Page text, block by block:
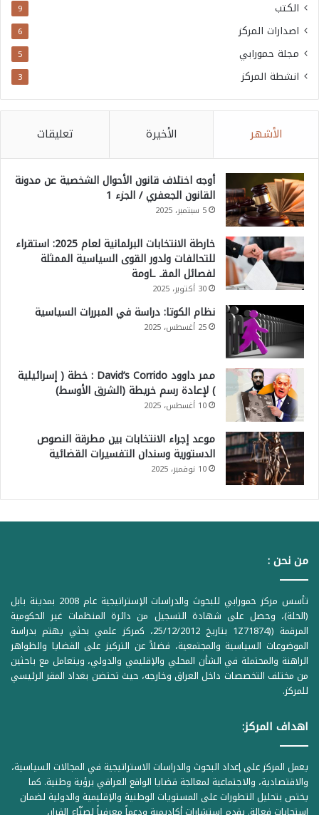
الكتب 9
اصدارات المركز 6
مجلة حمورابي 5
انشطة المركز 3
الأشهر الأخيرة تعليقات
أوجه اختلاف قانون الأحوال الشخصية عن مدونة
القانون الجعفري / الجزء 1
5 سبتمبر، 2025
خارطة الانتخابات البرلمانية لعام 2025: استقراء
للتحالفات ولدور القوى السياسية الممثلة
لفصائل المقـ ـاومة
30 أكتوبر، 2025
نظام الكوتا: دراسة في المبررات السياسية
25 أغسطس، 2025
ممر داوود David’s Corrido : خطة ( إسرائيلية
) لإعادة رسم خريطة (الشرق الأوسط)
10 أغسطس، 2025
موعد إجراء الانتخابات بين مطرقة النصوص
الدستورية وسندان التفسيرات القضائية
10 نوفمبر، 2025
من نحن :
تأسس مركز حمورابي للبحوث والدراسات الإستراتيجية عام 2008 بمدينة بابل
(الحلة)، وحصل على شهادة التسجيل من دائرة المنظمات غير الحكومية
المرقمة ((1Z71874 بتاريخ 25/12/2012، كمركز علمي بحثي يهتم بدراسة
الموضوعات السياسية والمجتمعية، فضلاً عن التركيز على القضايا والظواهر
الراهنة والمحتملة في الشأن المحلي والإقليمي والدولي، ويتعامل مع باحثين
من مختلف التخصصات داخل العراق وخارجه، حيث تحتضن بغداد المقر الرئيسي
للمركز.
اهداف المركز:
يعمل المركز على إعداد البحوث والدراسات الاستراتيجية في المجالات السياسية،
والاقتصادية، والاجتماعية لمعالجة قضايا الواقع العراقي برؤية وطنية. كما
يختص بتحليل التطورات على المستويات الوطنية والإقليمية والدولية لضمان